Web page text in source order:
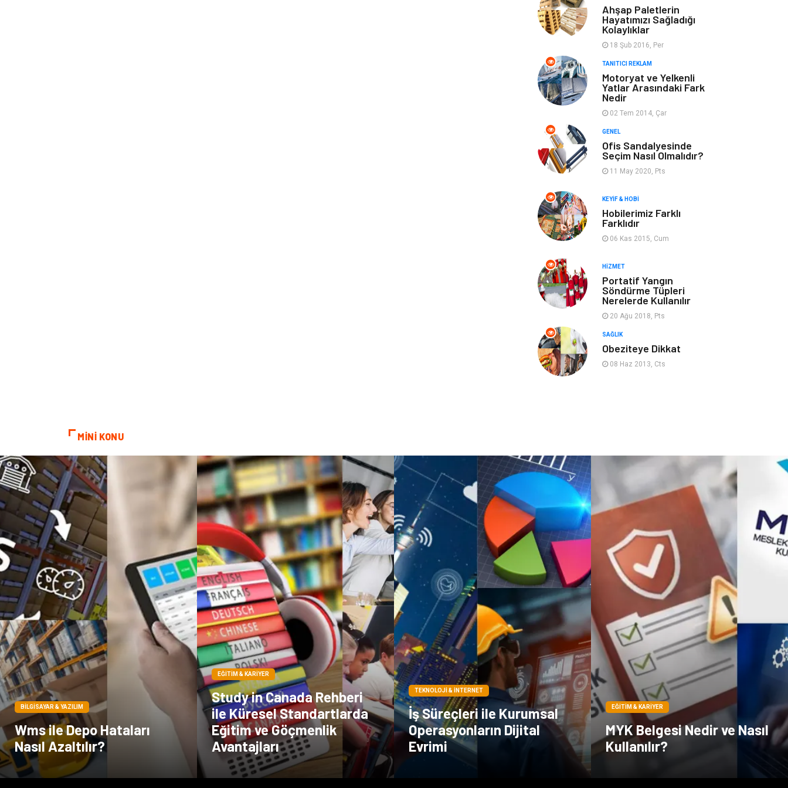
Keyif & Hobi
Müzik Gençlik & Eğlence
Gayrimenkul Spor
Finans& Ekonomi Anne & Çocuk
Genel Kültür
Ev İşleri Evlilik Rehberi
Astroloji Sigorta
Cam Mermer
Bebek Giyim
oğlak burcu kadını akne sorunu
Çadır
Pet Malzemeleri
Ahşap Paletlerin
Hayatımızı Sağladığı
Kolaylıklar
18 Şub 2016, Per
TANITICI REKLAM
Motoryat ve Yelkenli
Yatlar Arasındaki Fark
Nedir
02 Tem 2014, Çar
GENEL
Ofis Sandalyesinde
Seçim Nasıl Olmalıdır?
11 May 2020, Pts
KEYIF & HOBI
Hobilerimiz Farklı
Farklıdır
06 Kas 2015, Cum
HIZMET
Portatif Yangın
Söndürme Tüpleri
Nerelerde Kullanılır
20 Ağu 2018, Pts
SAĞLIK
Obeziteye Dikkat
08 Haz 2013, Cts
MİNİ KONU
BILGISAYAR & YAZILIM
Wms ile Depo Hataları
Nasıl Azaltılır?
EĞITIM & KARIYER
Study in Canada Rehberi
ile Küresel Standartlarda
Eğitim ve Göçmenlik
Avantajları
TEKNOLOJI & İNTERNET
İş Süreçleri ile Kurumsal
Operasyonların Dijital
Evrimi
EĞITIM & KARIYER
MYK Belgesi Nedir ve Nasıl
Kullanılır?